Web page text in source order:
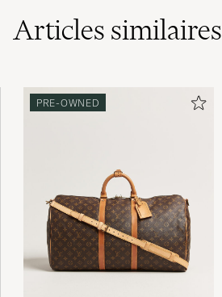
Articles similaires
PRE-OWNED